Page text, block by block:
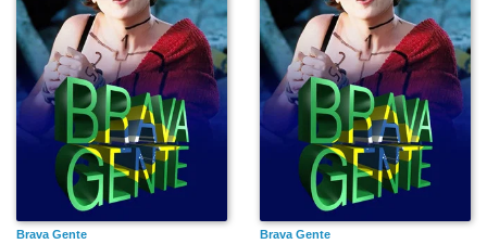
Brava Gente Brava Gente